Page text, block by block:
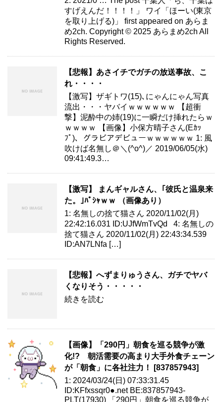
すげえんだ！！！！」 ワイ「ほーい(東京
を取り上げる)」 first appeared on あらま
め2ch. Copyright © 2025 あらまめ2ch All
Rights Reserved.
【悲報】あさイチでガチの放送事故、こ
れ・・・・
【激写】ザギトワ(15)､にゃんにゃん写真
流出・・・ヤバイｗｗｗｗｗｗ 【超衝
撃】泥酔中の姉(19)に一瞬だけ挿れたらｗ
ｗｗｗｗ 【画像】小保方晴子さん(Eｶｯ
ﾌﾟ)、グラビアデビューｗｗｗｗｗｗ 1: 風
吹けば名無し＠＼(^o^)／ 2019/06/05(水)
09:41:49.3…
【激写】 まんギャルさん、｢彼氏と温泉来
た。｣ﾊﾟｼｬｗｗ （画像あり）
1: 名無しの捨て猫さん 2020/11/02(月)
22:42:16.031 ID:UJfWmTvQd 4: 名無しの
捨て猫さん 2020/11/02(月) 22:43:34.539
ID:AN7LNfa […]
【悲報】へずまりゅうさん、ガチでヤバ
くなりそう・・・・・
続きを読む
【画像】「290円」朝食を巡る競争が激
化!? 朝活需要の高まり大手外食チェーン
が「朝食」に各社注力！ [837857943]
1: 2024/03/24(日) 07:33:31.45
ID:KFfxssqr0●.net BE:837857943-
PLT(17930) 「290円」朝食を巡る競争が